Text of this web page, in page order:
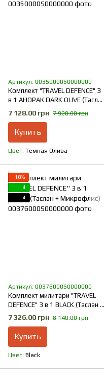
Артикул: 00350000S0000000
Комплект "TRAVEL DEFENCE" 3
в 1 АНОРАК DARK OLIVE (Таслан
+ Микрофлис)
7 128.00 грн 7 920.00 грн
Купить
Цвет Темная Олива
−10%
4
4
Артикул: 00376000S0000000
Комплект милитари "TRAVEL
DEFENCE" 3 в 1 BLACK (Таслан +
Микрофлис)
7 326.00 грн 8 140.00 грн
Купить
Цвет Black